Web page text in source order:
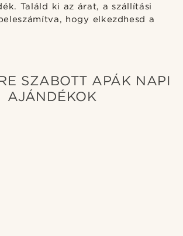
Találd ki az árat, a szállítási
hogy elkezdhesd a
SZABOTT APÁK NAPI
AJÁNDÉKOK